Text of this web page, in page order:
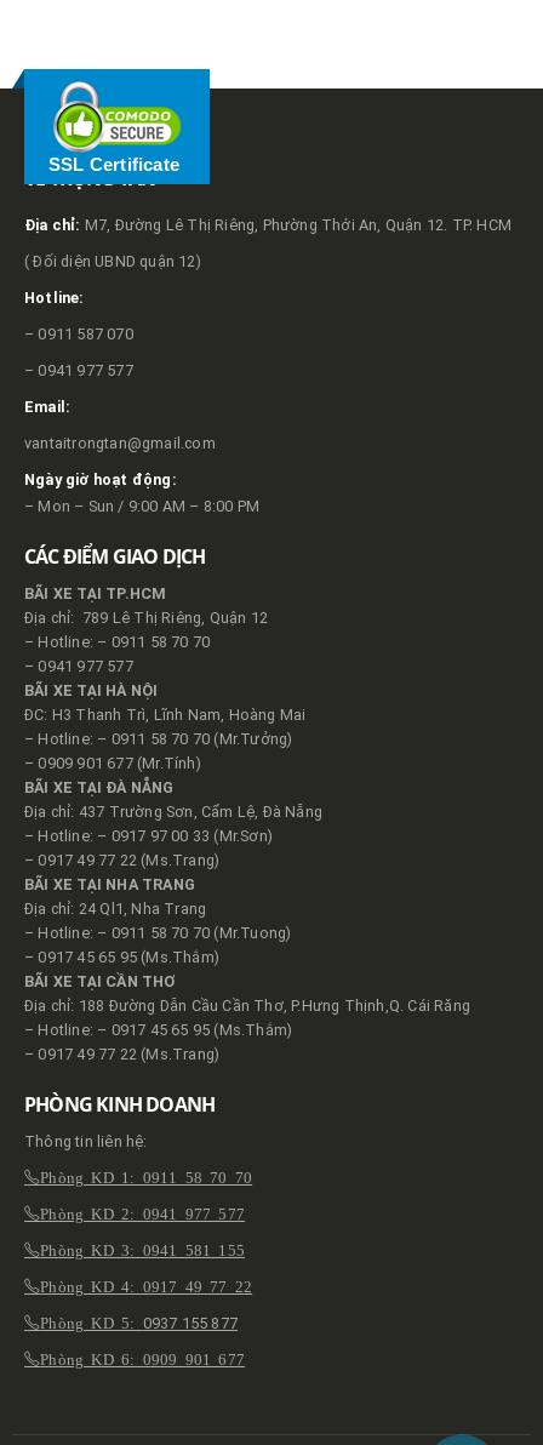
SSL Certificate
VỀ TRỌNG TẤN
Địa chỉ: M7, Đường Lê Thị Riêng, Phường Thới An, Quận 12. TP. HCM
( Đối diện UBND quận 12)
Hotline:
– 0911 587 070
– 0941 977 577
Email:
vantaitrongtan@gmail.com
Ngày giờ hoạt động:
– Mon – Sun / 9:00 AM – 8:00 PM
CÁC ĐIỂM GIAO DỊCH
BÃI XE TẠI TP.HCM
Địa chỉ: 789 Lê Thị Riêng, Quận 12
– Hotline: – 0911 58 70 70
– 0941 977 577
BÃI XE TẠI HÀ NỘI
ĐC: H3 Thanh Trì, Lĩnh Nam, Hoàng Mai
– Hotline: – 0911 58 70 70 (Mr.Tưởng)
– 0909 901 677 (Mr.Tính)
BÃI XE TẠI ĐÀ NẴNG
Địa chỉ: 437 Trường Sơn, Cẩm Lệ, Đà Nẵng
– Hotline: – 0917 97 00 33 (Mr.Sơn)
– 0917 49 77 22 (Ms.Trang)
BÃI XE TẠI NHA TRANG
Địa chỉ: 24 Ql1, Nha Trang
– Hotline: – 0911 58 70 70 (Mr.Tuong)
– 0917 45 65 95 (Ms.Thắm)
BÃI XE TẠI CẦN THƠ
Địa chỉ: 188 Đường Dẫn Cầu Cần Thơ, P.Hưng Thịnh,Q. Cái Răng
– Hotline: – 0917 45 65 95 (Ms.Thắm)
– 0917 49 77 22 (Ms.Trang)
PHÒNG KINH DOANH
Thông tin liên hệ:
Phòng KD 1: 0911 58 70 70
Phòng KD 2: 0941 977 577
Phòng KD 3: 0941 581 155
Phòng KD 4: 0917 49 77 22
Phòng KD 5: 0937 155 877
Phòng KD 6: 0909 901 677